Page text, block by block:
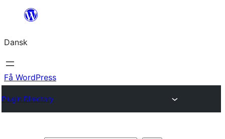
Spring
indhold
Dansk
Få WordPress
Plugin Directory